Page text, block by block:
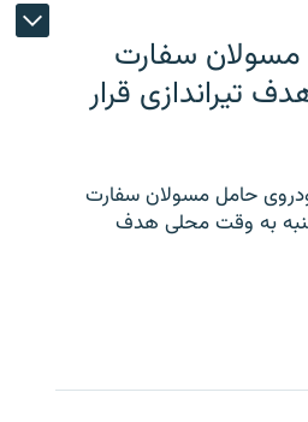
سفارت
تیراندازی قرار
حامل مسولان سفارت
به وقت محلی هدف